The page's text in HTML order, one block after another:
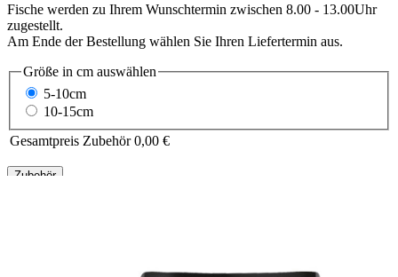
Fische werden zu Ihrem Wunschtermin zwischen 8.00 - 13.00Uhr
zugestellt.
Am Ende der Bestellung wählen Sie Ihren Liefertermin aus.
Größe in cm auswählen
5-10cm
10-15cm
Gesamtpreis Zubehör 0,00 €
Zubehör